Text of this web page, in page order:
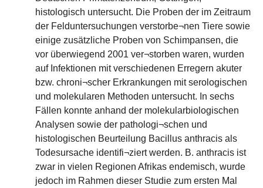
histologisch untersucht. Die Proben der im Zeitraum
der Felduntersuchungen verstorbe¬nen Tiere sowie
einige zusätzliche Proben von Schimpansen, die
vor überwiegend 2001 ver¬storben waren, wurden
auf Infektionen mit verschiedenen Erregern akuter
bzw. chroni¬scher Erkrankungen mit serologischen
und molekularen Methoden untersucht. In sechs
Fällen konnte anhand der molekularbiologischen
Analysen sowie der pathologi¬schen und
histologischen Beurteilung Bacillus anthracis als
Todesursache identifi¬ziert werden. B. anthracis ist
zwar in vielen Regionen Afrikas endemisch, wurde
jedoch im Rahmen dieser Studie zum ersten Mal